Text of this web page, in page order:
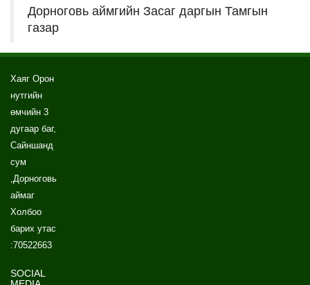
Дорноговь аймгийн Засаг даргын Тамгын
газар
Хаяг Орон
нутгийн
өмчийн 3
дугаар баг,
Сайншанд
сум
,Дорноговь
аймаг
Холбоо
барих утас
:70522663
SOCIAL